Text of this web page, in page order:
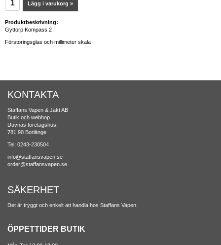
Lägg i varukorg »
Produktbeskrivning:
Gyttorp Kompass 2
Förstoringsglas och millimeter skala
KONTAKTA
Staffans Vapen & Jakt AB
Butik och webhop
Duvnäs företagshus,
781 90 Borlänge
Tel: 0243-230504
info@staffansvapen.se
order@staffansvapen.se
SÄKERHET
Det är tryggt och enkelt att handla hos Staffans Vapen.
ÖPPETTIDER BUTIK